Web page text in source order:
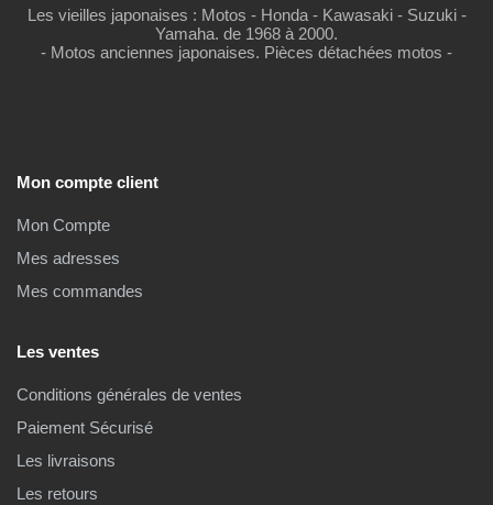
Les vieilles japonaises : Motos - Honda - Kawasaki - Suzuki -
Yamaha. de 1968 à 2000.
- Motos anciennes japonaises. Pièces détachées motos -
Mon compte client
Mon Compte
Mes adresses
Mes commandes
Les ventes
Conditions générales de ventes
Paiement Sécurisé
Les livraisons
Les retours